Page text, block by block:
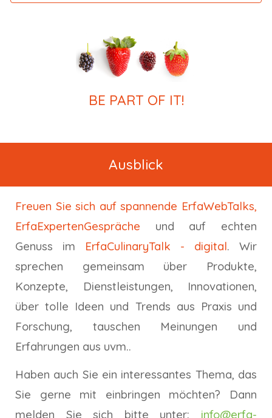
BE PART OF IT!
Ausblick
Freuen Sie sich auf spannende ErfaWebTalks,
ErfaExpertenGespräche und auf echten
Genuss im ErfaCulinaryTalk - digital. Wir
sprechen gemeinsam über Produkte,
Konzepte, Dienstleistungen, Innovationen,
über tolle Ideen und Trends aus Praxis und
Forschung, tauschen Meinungen und
Erfahrungen aus uvm..
Haben auch Sie ein interessantes Thema, das
Sie gerne mit einbringen möchten? Dann
melden Sie sich bitte unter: info@erfa-